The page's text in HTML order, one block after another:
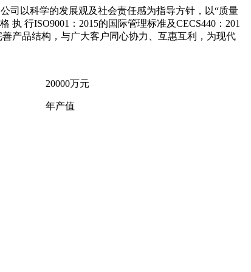
司以科学的发展观及社会责任感为指导方针，以“质量
执 行ISO9001：2015的国际管理标准及CECS440：201
善产品结构，与广大客户同心协力、互惠互利，为现代
20000万元
年产值